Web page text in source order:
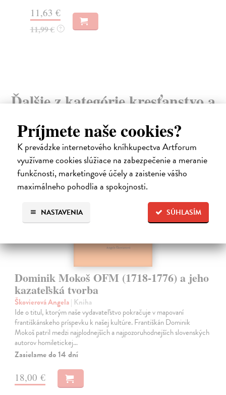
Príjmete naše cookies?
K prevádzke internetového kníhkupectva Artforum
využívame cookies slúžiace na zabezpečenie a meranie
funkčnosti, marketingové účely a zaistenie vášho
maximálneho pohodlia a spokojnosti.
SÚHLASÍM
NASTAVENIA
11,63 €
11,99 € ?
Ďalšie z kategórie kresťanstvo a
judaizmus
Dominik Mokoš OFM (1718-1776) a jeho
kazateľská tvorba
Škovierová Angela| Kniha
Ide o titul, ktorým naše vydavateľstvo pokračuje v mapovaní
františkánskeho príspevku k našej kultúre. Františkán Dominik
Mokoš patril medzi najplodnejších a najpozoruhodnejších slovenských
autorov homiletickej…
Zasielame do 14 dní
18,00 €